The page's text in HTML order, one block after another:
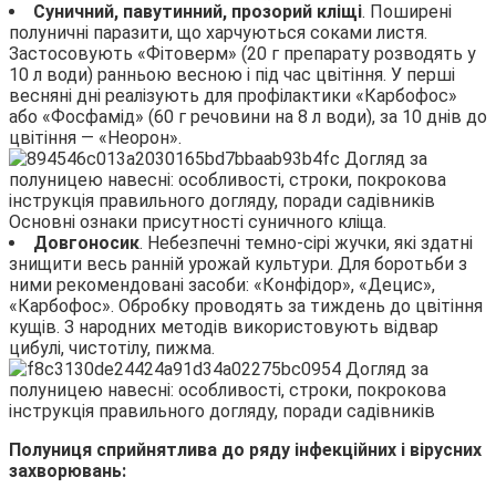
Суничний, павутинний, прозорий кліщі. Поширені
полуничні паразити, що харчуються соками листя.
Застосовують «Фітоверм» (20 г препарату розводять у
10 л води) ранньою весною і під час цвітіння. У перші
весняні дні реалізують для профілактики «Карбофос»
або «Фосфамід» (60 г речовини на 8 л води), за 10 днів до
цвітіння — «Неорон».
Основні ознаки присутності суничного кліща.
Довгоносик. Небезпечні темно-сірі жучки, які здатні
знищити весь ранній урожай культури. Для боротьби з
ними рекомендовані засоби: «Конфідор», «Децис»,
«Карбофос». Обробку проводять за тиждень до цвітіння
кущів. З народних методів використовують відвар
цибулі, чистотілу, пижма.
Полуниця сприйнятлива до ряду інфекційних і вірусних
захворювань: